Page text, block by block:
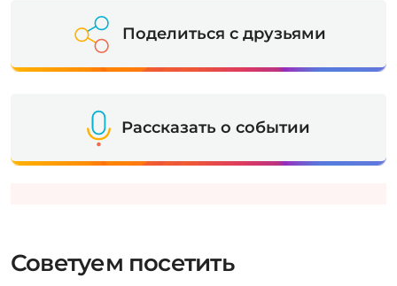
Поделиться с друзьями
Рассказать о событии
Советуем посетить